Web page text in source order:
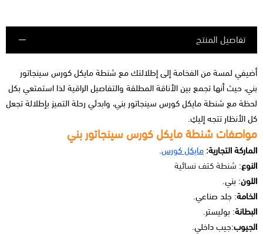
تفاصيل المنتج
أضيفي لمسة من الفخامة إلى إطلالتك مع شنطة مايكل كورس سينجاتور
بني، حيث أنها تجمع بين الأناقة المطلقة والتفاصيل الراقية لذا استمتعي بكل
لحظة مع شنطة مايكل كورس سينجاتور بني، وابدئي رحلة التميز بإطلالة تجعل
كل الأنظار تتجه إليكِ.
مواصفات شنطة مايكل كورس سينجاتور بني
الماركة التجارية: مايكل كورس.
النوع: شنطة كتف نسائية
اللون: بني.
الخامة: جلد صناعي.
البطانة: بوليستر.
الجيوب:جيب داخلي.